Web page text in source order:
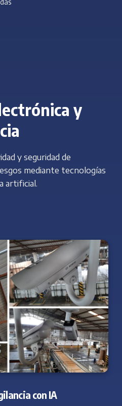
y
y seguridad de
mediante tecnologías
artificial.
con IA